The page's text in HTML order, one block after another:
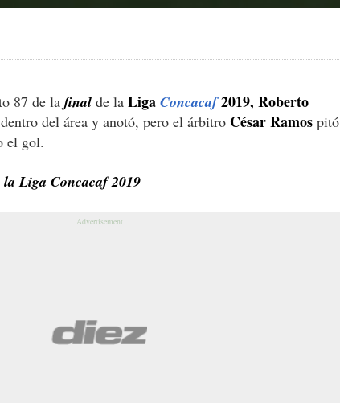
87 de la final de la Liga Concacaf2019, Roberto
del área y anotó, pero el árbitro César Ramos pitó
el gol.
Liga Concacaf 2019